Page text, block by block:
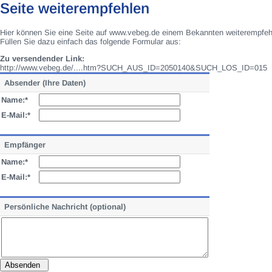
Seite weiterempfehlen
Hier können Sie eine Seite auf www.vebeg.de einem Bekannten
Füllen Sie dazu einfach das folgende Formular aus:
Zu versendender Link:
http://www.vebeg.de/....htm?SUCH_AUS_ID=2050140&SUCH_LOS_ID=015
Absender (Ihre Daten)
Name:*
E-Mail:*
Empfänger
Name:*
E-Mail:*
Persönliche Nachricht (optional)